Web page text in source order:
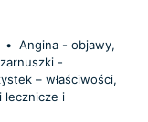
• Angina - objawy,
-
– właściwości,
lecznicze i